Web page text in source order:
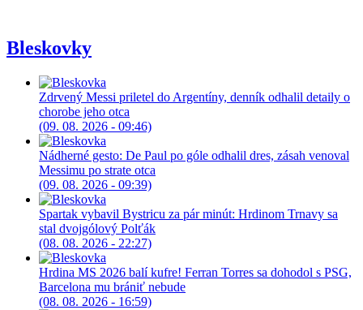
Bleskovky
Zdrvený Messi priletel do Argentíny, denník odhalil detaily o
chorobe jeho otca
(09. 08. 2026 - 09:46)
Nádherné gesto: De Paul po góle odhalil dres, zásah venoval
Messimu po strate otca
(09. 08. 2026 - 09:39)
Spartak vybavil Bystricu za pár minút: Hrdinom Trnavy sa
stal dvojgólový Polťák
(08. 08. 2026 - 22:27)
Hrdina MS 2026 balí kufre! Ferran Torres sa dohodol s PSG,
Barcelona mu brániť nebude
(08. 08. 2026 - 16:59)